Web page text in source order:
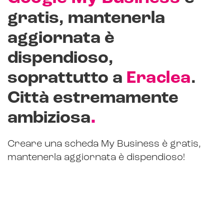
CRM & email marketing
Sistemi di loyalty
Hubspot
Email marketing
Lead generation e nurturing
gratis, mantenerla
aggiornata è
dispendioso,
soprattutto a Eraclea.
Città estremamente
ambiziosa.
Creare una scheda My Business è gratis,
mantenerla aggiornata è dispendioso!